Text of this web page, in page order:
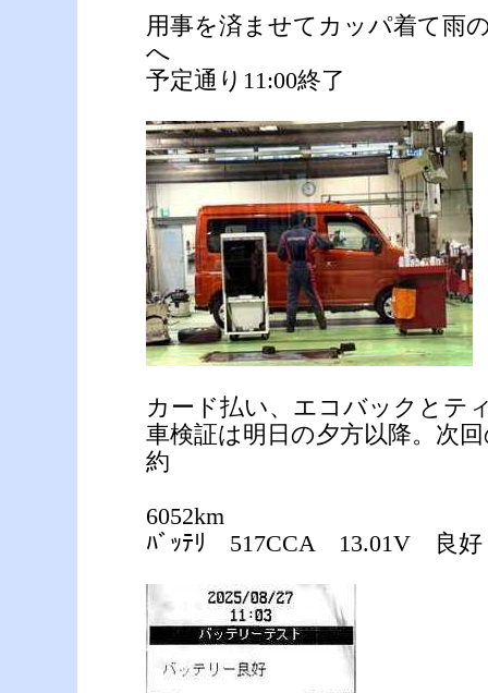
用事を済ませてカッパ着て雨
へ
予定通り11:00終了
カード払い、エコバックとテ
車検証は明日の夕方以降。次
約
6052km
ﾊﾞｯﾃﾘ 517CCA 13.01V 良好